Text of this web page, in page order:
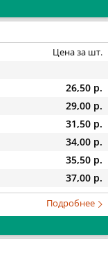
Цена за шт.
26,50 р.
29,00 р.
31,50 р.
34,00 р.
35,50 р.
37,00 р.
Подробнее